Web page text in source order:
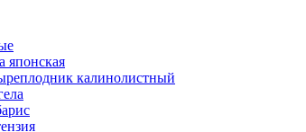
японская
калинолистный